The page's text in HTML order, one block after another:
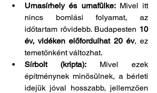
Urnasírhely és urnafülke: Mivel itt
nincs bomlási folyamat, az
időtartam rövidebb. Budapesten 10
év, vidéken előfordulhat 20 év, ez
temetőnként változhat.
Sírbolt (kripta): Mivel ezek
építménynek minősülnek, a bérleti